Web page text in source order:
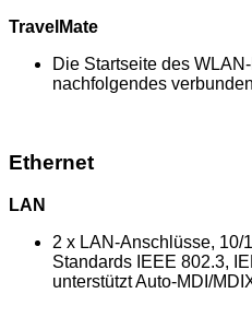
TravelMate
Die Startseite des
nachfolgendes
Ethernet
LAN
2 x LAN-Anschlüsse, 10/
Standards IEEE 802.3,
unterstützt Auto-MDI/